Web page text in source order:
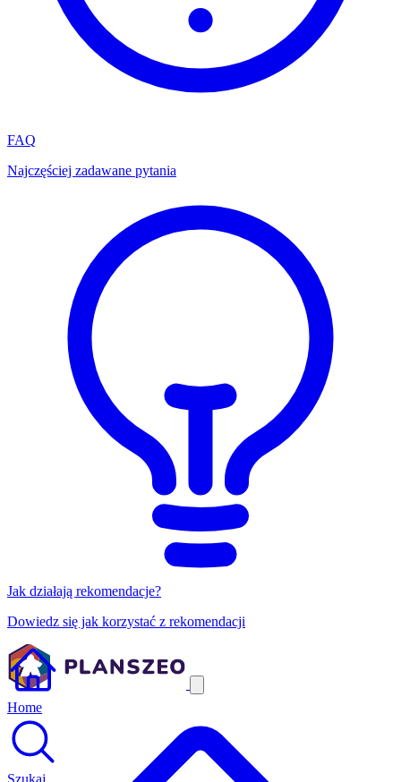
FAQ
Najczęściej zadawane pytania
Jak działają rekomendacje?
Dowiedz się jak korzystać z rekomendacji
Home
Szukaj